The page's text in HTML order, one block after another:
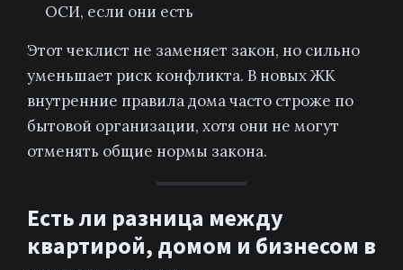
ОСИ, если они есть
Этот чеклист не заменяет закон, но сильно
уменьшает риск конфликта. В новых ЖК
внутренние правила дома часто строже по
бытовой организации, хотя они не могут
отменять общие нормы закона.
Есть ли разница между
квартирой, домом и бизнесом в